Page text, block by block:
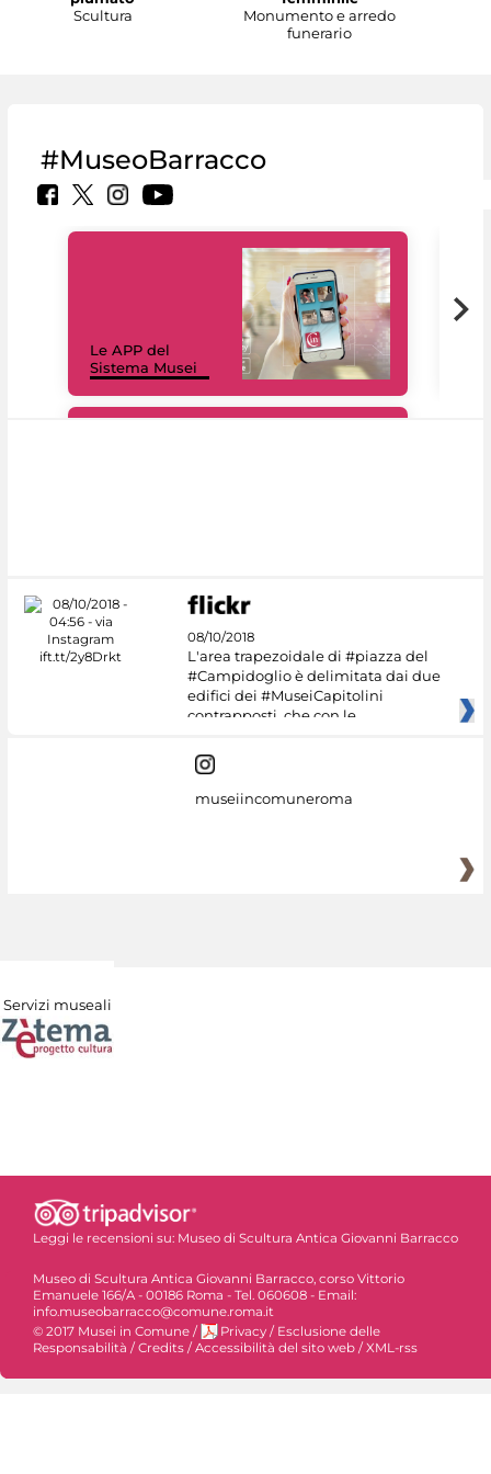
Scultura
Monumento e arredo
funerario
#MuseoBarracco
Le APP del
Sistema Musei
08/10/2018
L'area trapezoidale di #piazza del
#Campidoglio è delimitata dai due
edifici dei #MuseiCapitolini
contrapposti, che con le
museiincomuneroma
Servizi museali
Leggi le recensioni su: Museo di Scultura Antica Giovanni Barracco
Museo di Scultura Antica Giovanni Barracco, corso Vittorio
Emanuele 166/A - 00186 Roma - Tel. 060608 - Email:
info.museobarracco@comune.roma.it
© 2017 Musei in Comune / Privacy / Esclusione delle
Responsabilità /Credits /Accessibilità del sito web /XML-rss